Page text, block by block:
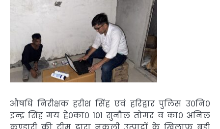
औषधि निरीक्षक हरीश सिंह एवं हरिद्वार पुलिस उ०नि०
इन्द्र सिंह मय हे०का० 101 सुनौल तोमर व का० अनिल